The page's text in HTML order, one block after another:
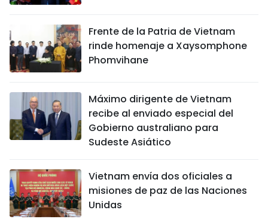
Frente de la Patria de Vietnam
rinde homenaje a Xaysomphone
Phomvihane
Máximo dirigente de Vietnam
recibe al enviado especial del
Gobierno australiano para
Sudeste Asiático
Vietnam envía dos oficiales a
misiones de paz de las Naciones
Unidas